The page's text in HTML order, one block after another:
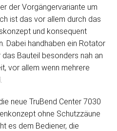
der Vorgängervariante um
ist das vor allem durch das
und konsequent
Dabei handhaben ein Rotator
Bauteil besonders nah an
vor allem wenn mehrere
neue TruBend Center 7030
ohne Schutzzäune
es dem Bediener, die